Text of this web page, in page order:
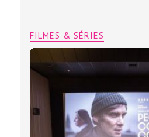
FILMES & SÉRIES